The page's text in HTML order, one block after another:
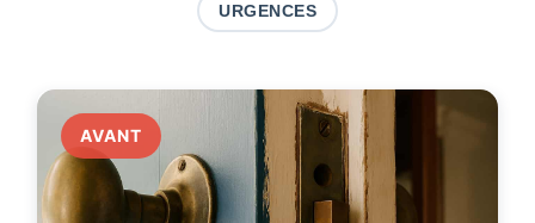
URGENCES
AVANT